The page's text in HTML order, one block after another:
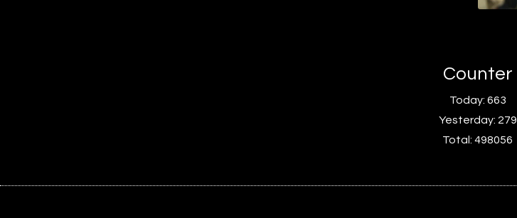
Counter
Today: 663
Yesterday: 279
Total:498056